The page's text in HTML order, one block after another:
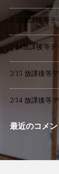
2/15放課後等
2/14放課後等
2/15 放課後等
2/14 放課後等
最近のコメン